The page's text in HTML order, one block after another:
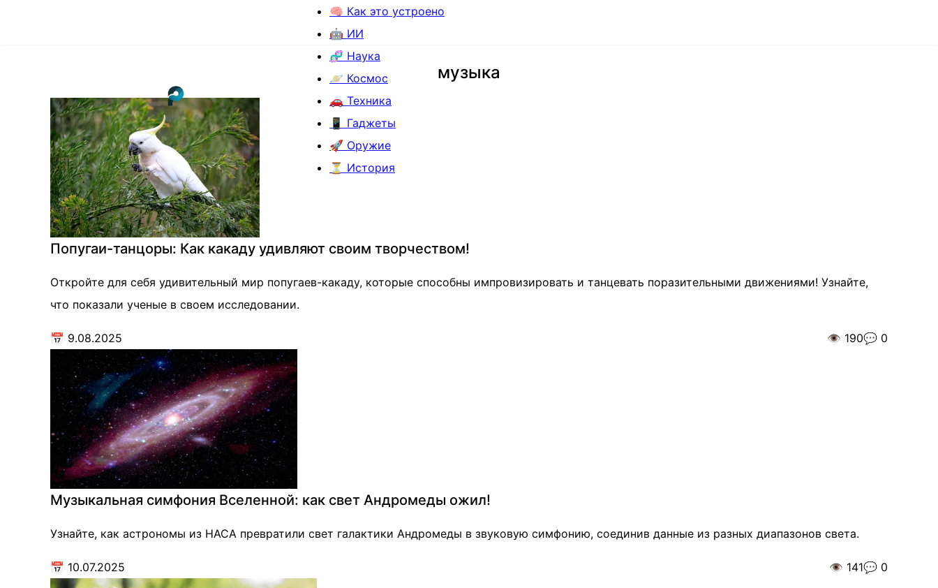
🧠 Как это устроено
🤖 ИИ
🧬 Наука
🪐 Космос
🚗 Техника
📱 Гаджеты
🚀 Оружие
⏳ История
музыка
Попугаи-танцоры: Как какаду удивляют своим творчеством!
Откройте для себя удивительный мир попугаев-какаду, которые способны импровизировать и танцевать поразительными движениями! Узнайте,
что показали ученые в своем исследовании.
📅 9.08.2025 👁️ 190💬 0
Музыкальная симфония Вселенной: как свет Андромеды ожил!
Узнайте, как астрономы из НАСА превратили свет галактики Андромеды в звуковую симфонию, соединив данные из разных диапазонов света.
📅 10.07.2025 👁️ 141💬 0